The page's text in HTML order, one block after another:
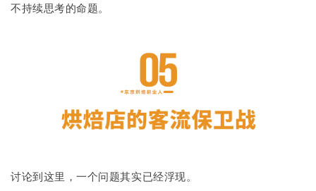
不持续思考的命题。
讨论到这里，一个问题其实已经浮现。